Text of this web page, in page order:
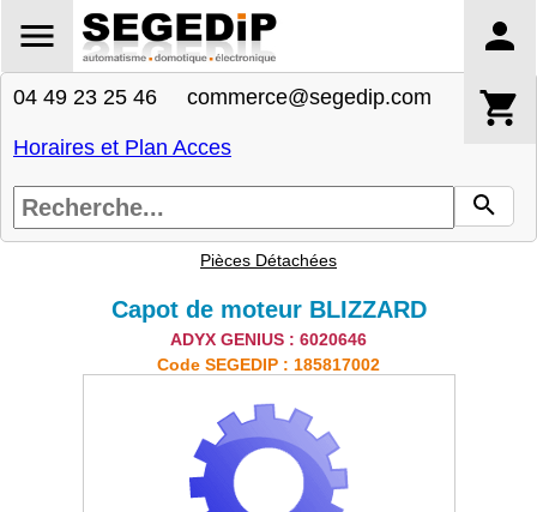
04 49 23 25 46 commerce@segedip.com
Horaires et Plan Acces
Pièces Détachées
Capot de moteur BLIZZARD
ADYX GENIUS : 6020646
Code SEGEDIP : 185817002